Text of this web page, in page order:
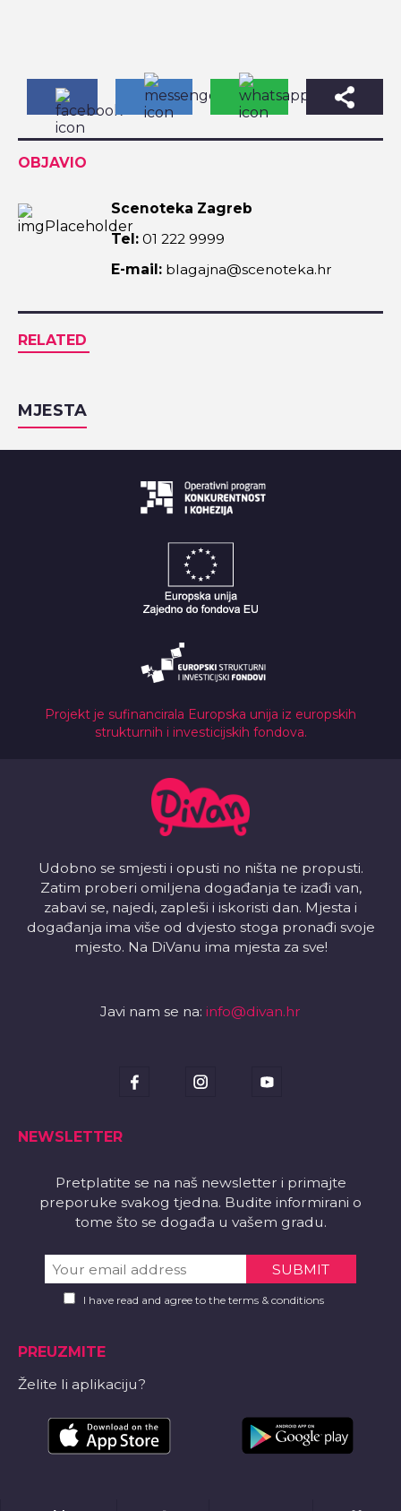
OBJAVIO
Scenoteka Zagreb
Tel: 01 222 9999
E-mail: blagajna@scenoteka.hr
RELATED
MJESTA
Projekt je sufinancirala Europska unija iz europskih
strukturnih i investicijskih fondova.
Udobno se smjesti i opusti no ništa ne propusti.
Zatim proberi omiljena događanja te izađi van,
zabavi se, najedi, zapleši i iskoristi dan. Mjesta i
događanja ima više od dvjesto stoga pronađi svoje
mjesto. Na DiVanu ima mjesta za sve!
Javi nam se na: info@divan.hr
NEWSLETTER
Pretplatite se na naš newsletter i primajte
preporuke svakog tjedna. Budite informirani o
tome što se događa u vašem gradu.
I have read and agree to the terms & conditions
PREUZMITE
Želite li aplikaciju?